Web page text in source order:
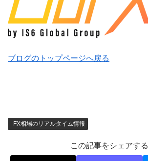
ブログのトップページへ戻る
FX相場のリアルタイム情報
この記事をシェアする